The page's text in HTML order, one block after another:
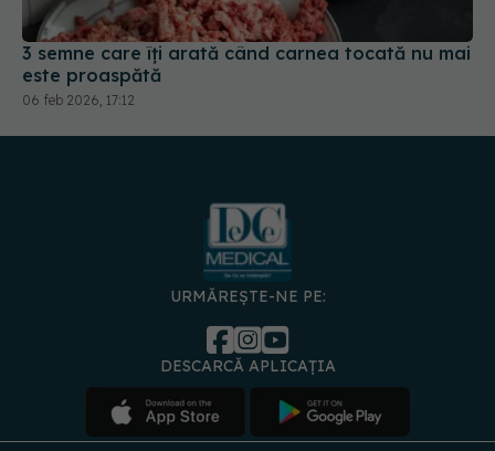
06 feb 2026, 17:12
URMĂREȘTE-NE PE:
DESCARCĂ APLICAȚIA
specialiști
Politica de
Cookies
Gestionați
preferințele
Contact